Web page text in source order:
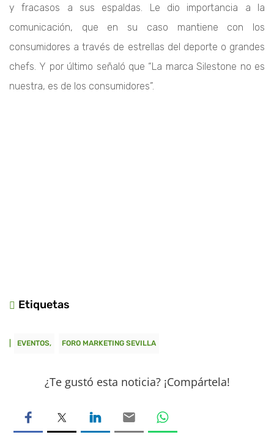
y fracasos a sus espaldas. Le dio importancia a la
comunicación, que en su caso mantiene con los
consumidores a través de estrellas del deporte o grandes
chefs. Y por último señaló que “La marca Silestone no es
nuestra, es de los consumidores”.
 Etiquetas
EVENTOS FORO MARKETING SEVILLA
¿Te gustó esta noticia? ¡Compártela!